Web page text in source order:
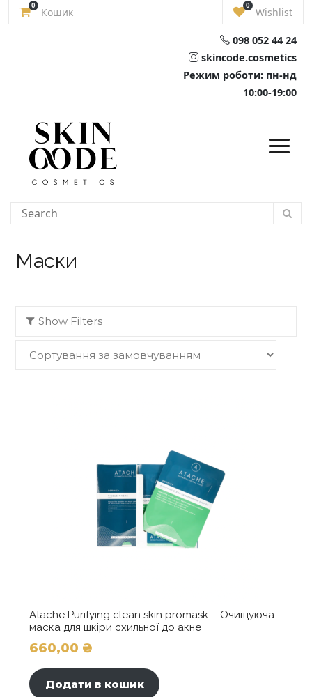
Skip
0
Кошик
0
Wishlist
098 052 44 24
skincode.cosmetics
Режим роботи: пн-нд
10:00-19:00
Маски
Show Filters
Atache Purifying clean skin promask – Очищуюча
маска для шкіри схильної до акне
660,00 ₴
Додати в кошик